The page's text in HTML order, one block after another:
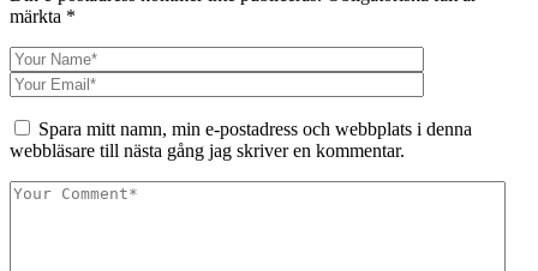
märkta *
Spara mitt namn, min e-postadress och webbplats i denna
webbläsare till nästa gång jag skriver en kommentar.